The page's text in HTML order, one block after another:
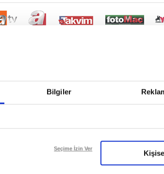
Bilgiler
Seçime İzin Ver